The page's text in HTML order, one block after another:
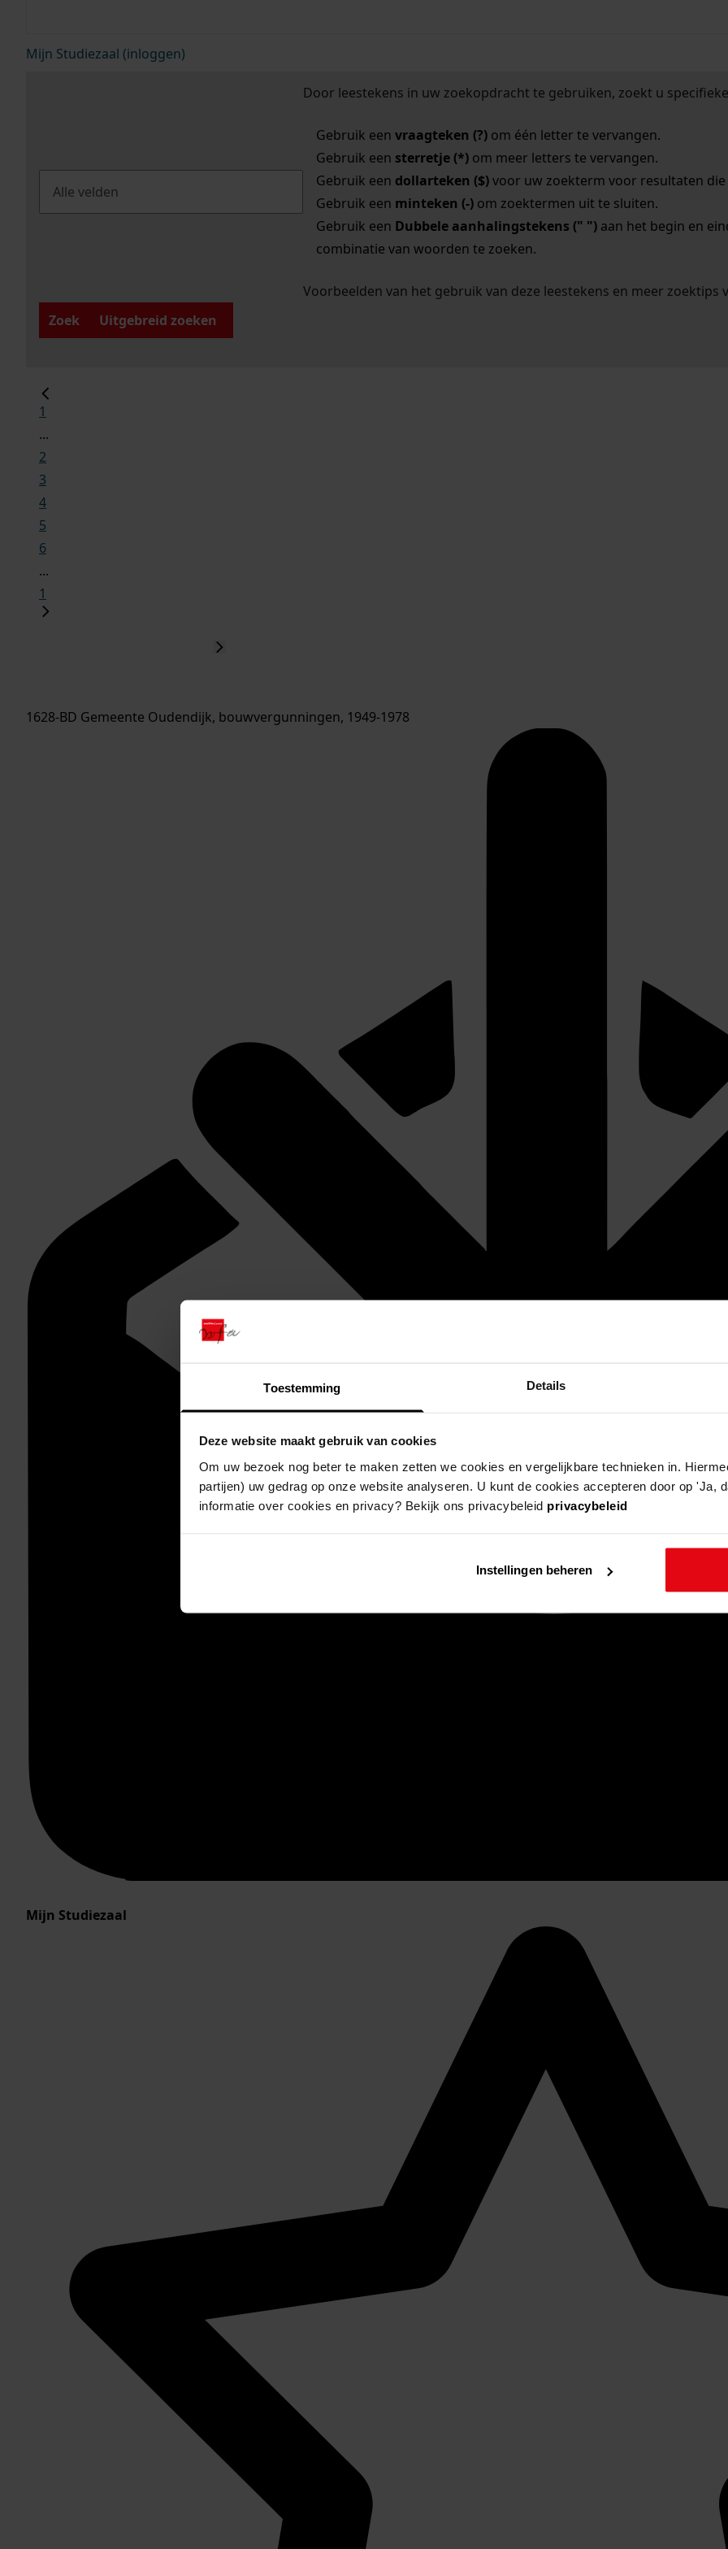
Toestemming Details
Deze website maakt gebruik van cookies
Om uw bezoek nog beter te maken zetten we cookies en vergelijkbare technieken in.
partijen) uw gedrag op onze website analyseren. U kunt de cookies accepteren door op 'Ja,
informatie over cookies en privacy? Bekijk ons privacybeleid privacybeleid
Instellingen beheren
Mijn Studiezaal (inloggen)
Door leestekens in uw zoekopdracht te gebruiken, zoekt u
Gebruik een vraagteken (?)om één letter te vervangen.
Gebruik een sterretje (*)om meer letters te vervangen.
Gebruik een dollarteken ($)voor uw zoekterm voor resultaten die
Gebruik een minteken (-)om zoektermen uit te sluiten.
Gebruik een Dubbele aanhalingstekens (" ")aan het begin en
combinatie van woorden te zoeken.
Voorbeelden van het gebruik van deze leestekens en meer zoektips
Zoek
Uitgebreid zoeken
1
...
2
3
4
5
6
...
1
1628-BD Gemeente Oudendijk, bouwvergunningen, 1949-1978
Mijn Studiezaal